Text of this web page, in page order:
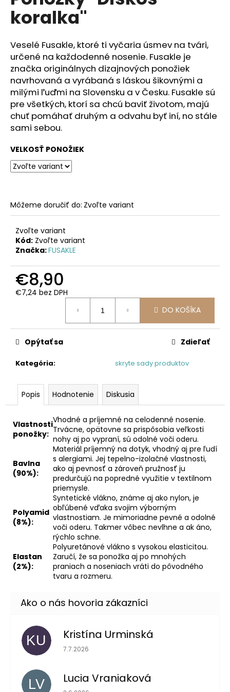
0,0
hviezdičiek.
koralka"
Veselé Fusakle, ktoré ti vyčaria úsmev na tvári,
určené na každodenné nosenie. Fusakle je
značka originálnych dizajnových ponožiek
navrhovaná a vyrábaná s láskou šikovnými a
milými ľuďmi na Slovensku a v Česku. Fusakle sú
pre všetkých, ktorí sa chcú baviť životom, majú
chuť pomáhať druhým a odvahu byť iní, no stále
sami sebou.
VELKOSŤ PONOŽIEK
Môžeme doručiť do: Zvoľte variant
Zvoľte variant
Kód: Zvoľte variant
Značka:FUSAKLE
€8,90
€7,24 bez DPH
DO KOŠÍKA
Kategória: skryte sady produktov
Opýtať sa Zdieľať
Popis Hodnotenie Diskusia
Vlastnosti
ponožky:
Vhodné a príjemné na celodenné nosenie.
Trvácne, opätovne sa prispôsobia veľkosti
nohy aj po vypraní, sú odolné voči oderu.
Bavlna
(90%):
Materiál príjemný na dotyk, vhodný aj pre ľudí
s alergiami. Jej tepelno-izolačné vlastnosti,
ako aj pevnosť a zároveň pružnosť ju
predurčujú na popredné využitie v textilnom
priemysle.
Polyamid
(8%):
Syntetické vlákno, známe aj ako nylon, je
obľúbené vďaka svojim výborným
vlastnostiam. Je mimoriadne pevné a odolné
voči oderu. Takmer vôbec nevlhne a ak áno,
rýchlo schne.
Elastan
(2%):
Polyuretánové vlákno s vysokou elasticitou.
Zaručí, že sa ponožka aj po mnohých
praniach a noseniach vráti do pôvodného
tvaru a rozmeru.
KU Kristína Urminská
Hodnotenie obchodu je 5 z 5 hviezdičiek.
7.7.2026
LV Lucia Vraniaková
á
j
s
ť
?
HĽADAŤ
O
d
r
č
a
m
e